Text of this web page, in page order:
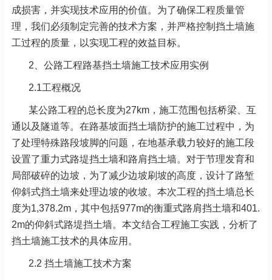
成损害，并实现技术应用的价值。为了确保工程质量管
理，我们必须制定完善的技术方案，并严格控制挡土墙施
工过程的质量，以实现工程的效益目标。
2、公路工程路基挡土墙施工技术应用实例
2.1工程概况
某公路工程的总长度为27km，施工范围包括桥梁、互
通以及隧道等。在路基坡面挡土墙防护的施工过程中，为
了处理特殊路段坡脚的问题，在地基承载力较好的施工段
设置了重力式路堤挡土墙和路肩挡土墙。对于节理发育和
局部破碎的边坡，为了减少边坡刷坡的高度，设计了路堑
仰斜式挡土墙来处理边坡的收坡。本次工程的挡土墙总长
度为1,378.2m，其中包括977m的衡重式路肩挡土墙和401.
2m的仰斜式路堤挡土墙。本文结合工程施工实践，分析了
挡土墙施工技术的具体应用。
2.2 挡土墙施工技术方案